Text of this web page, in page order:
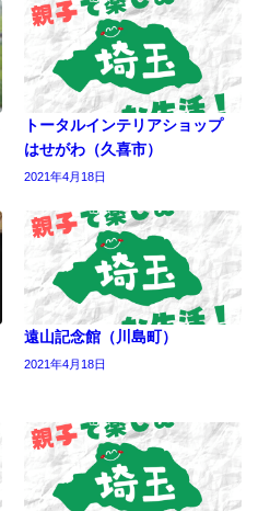
トータルインテリアショップ
はせがわ（久喜市）
2021年4月18日
遠山記念館（川島町）
2021年4月18日